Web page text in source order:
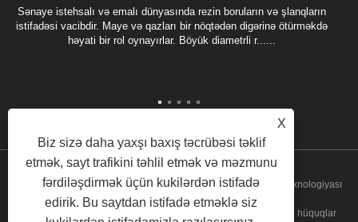
Sənaye istehsalı və emalı dünyasında rezin boruların və şlanqların
istifadəsi vacibdir. Maye və qazları bir nöqtədən digərinə ötürməkdə
həyati bir rol oynayırlar. Böyük diametrli r......
Müəllif hüquqları © 2022 Hebei Fushuo Metal Rubber Plastik Texnologiyası
Co, Ltd - rezin boru, yumşaq əlaqə, boru kompensatoru - Bütün hüquqlar
X
Biz sizə daha yaxşı baxış təcrübəsi təklif
etmək, sayt trafikini təhlil etmək və məzmunu
fərdiləşdirmək üçün kukilərdən istifadə
edirik. Bu saytdan istifadə etməklə siz